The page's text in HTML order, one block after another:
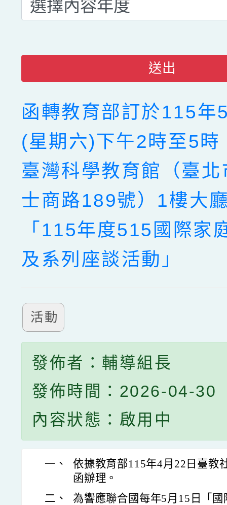
送出
函轉教育部訂於115年
(星期六)下午2時至5時
臺灣科學教育館（臺
士商路189號）1樓大
「115年度515國際家
及系列座談活動」
活動
發佈者：輔導組長
發佈時間：2026-04-30
內容狀態：啟用中
一、
依據教育部115年4月22日臺教
函辦理。
二、
為響應聯合國每年5月15日「